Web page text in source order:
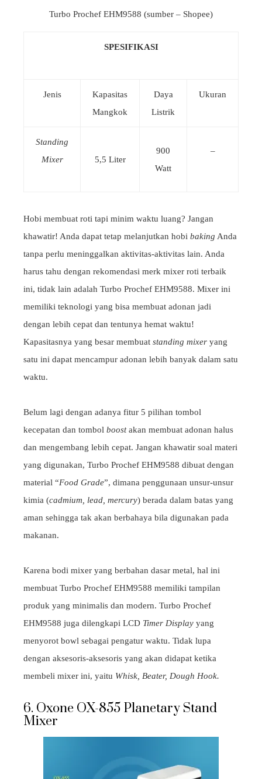
Turbo Prochef EHM9588 (sumber – Shopee)
SPESIFIKASI
Jenis
Kapasitas
Mangkok
Daya
Listrik
Ukuran
Standing
Mixer
5,5 Liter
900
Watt
–
Hobi membuat roti tapi minim waktu luang? Jangan
khawatir! Anda dapat tetap melanjutkan hobi baking Anda
tanpa perlu meninggalkan aktivitas-aktivitas lain. Anda
harus tahu dengan rekomendasi merk mixer roti terbaik
ini, tidak lain adalah Turbo Prochef EHM9588. Mixer ini
memiliki teknologi yang bisa membuat adonan jadi
dengan lebih cepat dan tentunya hemat waktu!
Kapasitasnya yang besar membuat standing mixer yang
satu ini dapat mencampur adonan lebih banyak dalam satu
waktu.
Belum lagi dengan adanya fitur 5 pilihan tombol
kecepatan dan tombol boostakan membuat adonan halus
dan mengembang lebih cepat. Jangan khawatir soal materi
yang digunakan, Turbo Prochef EHM9588 dibuat dengan
material “Food Grade”, dimana penggunaan unsur-unsur
kimia (cadmium, lead, mercury) berada dalam batas yang
aman sehingga tak akan berbahaya bila digunakan pada
makanan.
Karena bodi mixer yang berbahan dasar metal, hal ini
membuat Turbo Prochef EHM9588 memiliki tampilan
produk yang minimalis dan modern. Turbo Prochef
EHM9588 juga dilengkapi LCD Timer Display yang
menyorot bowl sebagai pengatur waktu. Tidak lupa
dengan aksesoris-aksesoris yang akan didapat ketika
membeli mixer ini, yaitu Whisk, Beater, Dough Hook.
6. Oxone OX-855 Planetary Stand
Mixer